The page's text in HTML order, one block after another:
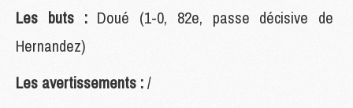
Les buts :Doué (1-0, 82e, passe décisive de
Hernandez)
Les avertissements :/